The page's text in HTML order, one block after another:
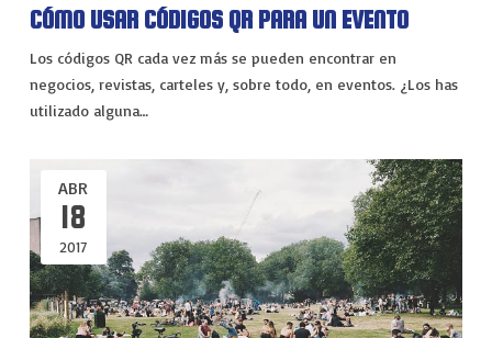
CÓMO USAR CÓDIGOS QR PARA UN EVENTO
Los códigos QR cada vez más se pueden encontrar en
negocios, revistas, carteles y, sobre todo, en eventos. ¿Los has
utilizado alguna…
ABR
18
2017